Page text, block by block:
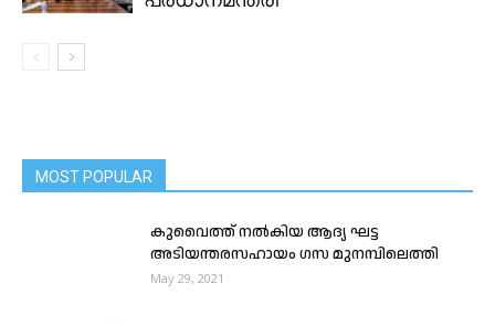
MOST POPULAR
കുവൈത്ത് നൽകിയ ആദ്യ ഘട്ട
അടിയന്തരസഹായം ഗസ മുനമ്പിലെത്തി
May 29, 2021